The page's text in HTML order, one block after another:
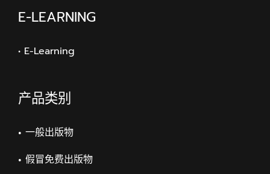
E-LEARNING
• E-Learning
产品类别
一般出版物
假冒免费出版物